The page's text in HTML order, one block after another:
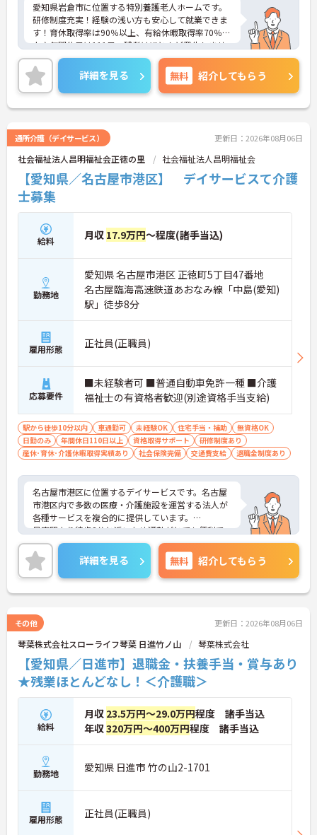
愛知県岩倉市に位置する特別養護老人ホームです。
研修制度充実！経験の浅い方も安心して就業できま
す！育休取得率は90％以上、有給休暇取得率70％以
上♪年間休日は111日、残業はほとんど発生しませ
ん！ご興味をお持ちの方には詳細の情報や面接のポ
イントをお伝えしますのでお気軽にお問い合わせく
ださいませ。
詳細を見る 無料 紹介してもらう
通所介護（デイサービス） 更新日：2026年08月06日
社会福祉法人昌明福祉会正徳の里 社会福祉法人昌明福祉会
【愛知県／名古屋市港区】 デイサービスて介護
士募集
給料 月収 17.9万円～程度(諸手当込)
勤務地
愛知県 名古屋市港区 正徳町5丁目47番地
名古屋臨海高速鉄道あおなみ線「中島(愛知)
駅」徒歩8分
雇用形態 正社員(正職員)
応募要件
■未経験者可 ■普通自動車免許一種 ■介護
福祉士の有資格者歓迎(別途資格手当支給)
駅から徒歩10分以内 車通勤可 未経験OK 住宅手当・補助
無資格OK
日勤のみ
年間休日110日以上 資格取得サポート
研修制度あり
産休･育休･介護休暇取得実績あり
社会保険完備 交通費支給 退職金制度あり
名古屋市港区に位置するデイサービスです。名古屋
市港区内で多数の医療・介護施設を運営する法人が
各種サービスを複合的に提供しています。
最寄駅より徒歩8分と近いため通勤がとても便利で
す。また、マイカー通勤も可能で職員用の駐車場も
ありますので遠方からも通いやすいです。
ご興味をお持ちの方には詳細の情報や面接のポイン
トをお伝えしますので、お気軽にお問い合わせくだ
さいませ。
詳細を見る 無料 紹介してもらう
その他 更新日：2026年08月06日
琴葉株式会社スローライフ琴葉 日進竹ノ山 琴葉株式会社
【愛知県／日進市】退職金・扶養手当・賞与あり
★残業ほとんどなし！＜介護職＞
給料
月収 23.5万円～29.0万円程度 諸手当込
年収320万円～400万円程度 諸手当込
勤務地 愛知県 日進市 竹の山2-1701
雇用形態 正社員(正職員)